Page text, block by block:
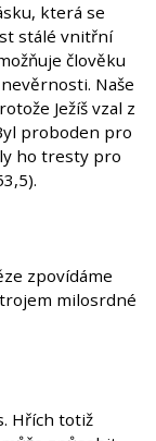
která se
stálé vnitřní
člověku
Naše
Ježíš vzal z
proboden pro
ho tresty pro
zpovídáme
milosrdné
Hřích totiž